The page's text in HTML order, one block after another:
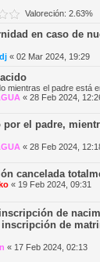
Valoreción: 2.63%
en caso de
« 02 Mar 2024, 19:29
mientras el padre está
« 28 Feb 2024,
el padre,
« 28 Feb 2024,
cancelada
« 19 Feb 2024, 09:31
de
de
« 17 Feb 2024, 02:13